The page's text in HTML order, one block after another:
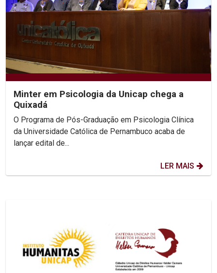
Minter em Psicologia da Unicap chega a
Quixadá
O Programa de Pós-Graduação em Psicologia Clínica
da Universidade Católica de Pernambuco acaba de
lançar edital de...
LER MAIS